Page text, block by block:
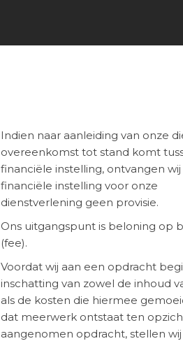
Indien naar aanleiding van onze
overeenkomst tot stand komt
financiële instelling, ontvangen
financiële instelling voor onze
dienstverlening geen provisie.
Ons uitgangspunt is beloning op
(fee).
Voordat wij aan een opdracht
inschatting van zowel de inhoud
als de kosten die hiermee
dat meerwerk ontstaat ten
aangenomen opdracht, stellen